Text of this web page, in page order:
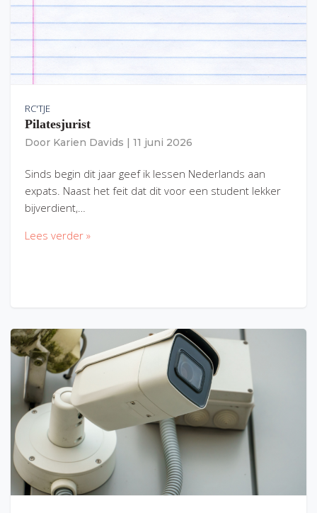
RC'TJE
Pilatesjurist
Door Karien Davids 11 juni 2026
Sinds begin dit jaar geef ik lessen Nederlands aan
expats. Naast het feit dat dit voor een student lekker
bijverdient,…
Lees verder »